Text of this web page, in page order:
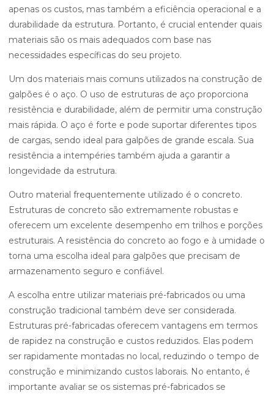
apenas os custos, mas também a eficiência operacional e a
durabilidade da estrutura. Portanto, é crucial entender quais
materiais são os mais adequados com base nas
necessidades específicas do seu projeto.
Um dos materiais mais comuns utilizados na construção de
galpões é o aço. O uso de estruturas de aço proporciona
resistência e durabilidade, além de permitir uma construção
mais rápida. O aço é forte e pode suportar diferentes tipos
de cargas, sendo ideal para galpões de grande escala. Sua
resistência a intempéries também ajuda a garantir a
longevidade da estrutura.
Outro material frequentemente utilizado é o concreto.
Estruturas de concreto são extremamente robustas e
oferecem um excelente desempenho em trilhos e porções
estruturais. A resistência do concreto ao fogo e à umidade o
torna uma escolha ideal para galpões que precisam de
armazenamento seguro e confiável.
A escolha entre utilizar materiais pré-fabricados ou uma
construção tradicional também deve ser considerada.
Estruturas pré-fabricadas oferecem vantagens em termos
de rapidez na construção e custos reduzidos. Elas podem
ser rapidamente montadas no local, reduzindo o tempo de
construção e minimizando custos laborais. No entanto, é
importante avaliar se os sistemas pré-fabricados se